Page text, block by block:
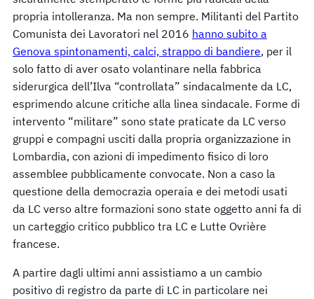
propria intolleranza. Ma non sempre. Militanti del Partito
Comunista dei Lavoratori nel 2016 hanno subito a
Genova spintonamenti, calci, strappo di bandiere, per il
solo fatto di aver osato volantinare nella fabbrica
siderurgica dell’Ilva “controllata” sindacalmente da LC,
esprimendo alcune critiche alla linea sindacale. Forme di
intervento “militare” sono state praticate da LC verso
gruppi e compagni usciti dalla propria organizzazione in
Lombardia, con azioni di impedimento fisico di loro
assemblee pubblicamente convocate. Non a caso la
questione della democrazia operaia e dei metodi usati
da LC verso altre formazioni sono state oggetto anni fa di
un carteggio critico pubblico tra LC e Lutte Ovrière
francese.
A partire dagli ultimi anni assistiamo a un cambio
positivo di registro da parte di LC in particolare nei